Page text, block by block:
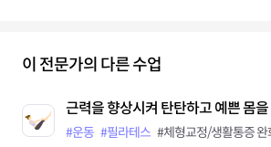
이 전문가의 다른 수업
#운동 #필라테스 #체형교정/생활통증 완